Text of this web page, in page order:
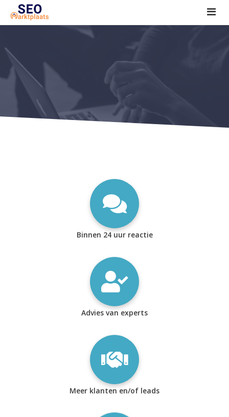
SEO tools reviews
Marketeer bij jou in de buurt?
Offerte
1. Seo voor beginners +
2. Onderzoeken +
Binnen 24 uur reactie
Advies van experts
Meer klanten en/of leads